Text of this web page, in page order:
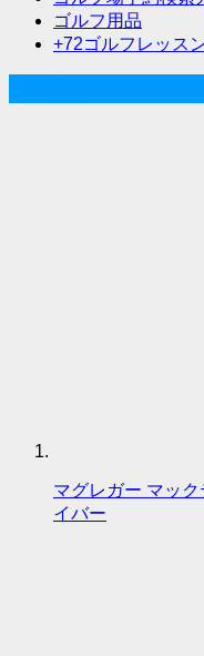
ゴルフ用品
+72ゴルフレッス
マグレガー マッ
イバー